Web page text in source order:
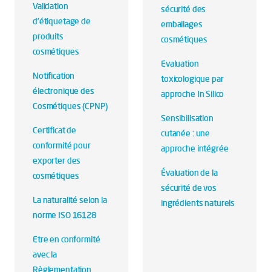
Validation
d’étiquetage de
produits
cosmétiques
Notification
électronique des
Cosmétiques (CPNP)
Certificat de
conformité pour
exporter des
cosmétiques
La naturalité selon la
norme ISO 16128
Etre en conformité
avec la
Règlementation
sécurité des
emballages
cosmétiques
Evaluation
toxicologique par
approche In Silico
Sensibilisation
cutanée : une
approche intégrée
Évaluation de la
sécurité de vos
ingrédients naturels